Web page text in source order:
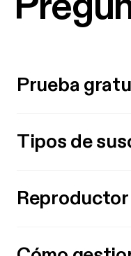
Prueba
Tipos de